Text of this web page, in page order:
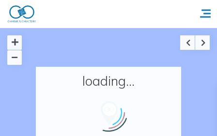
Accueil
Nos adresses en France
loading...